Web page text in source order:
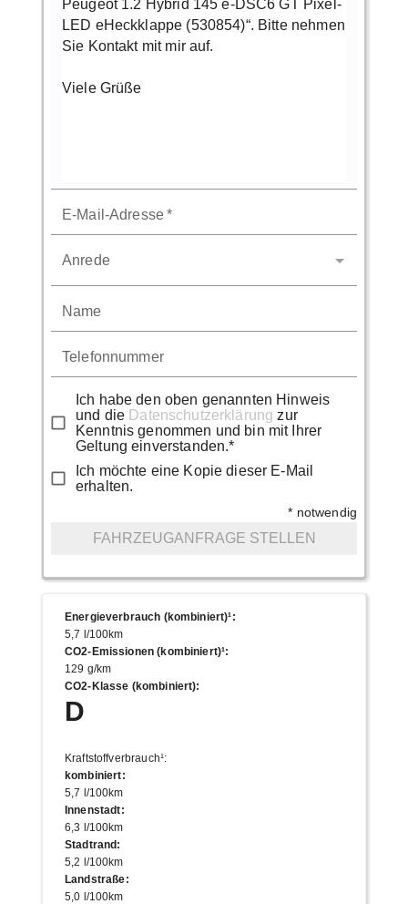
E-Mail-Adresse*
Anrede
Name
Telefonnummer
Ich habe den oben genannten Hinweis
und die Datenschutzerklärung zur
Kenntnis genommen und bin mit Ihrer
Geltung einverstanden.*
Ich möchte eine Kopie dieser E-Mail
erhalten.
* notwendig
FAHRZEUGANFRAGE STELLEN
Energieverbrauch (kombiniert)¹:
5,7 l/100km
CO2-Emissionen (kombiniert)¹:
129 g/km
CO2-Klasse (kombiniert):
D
Kraftstoffverbrauch¹:
kombiniert:
5,7 l/100km
Innenstadt:
6,3 l/100km
Stadtrand:
5,2 l/100km
Landstraße:
5,0 l/100km